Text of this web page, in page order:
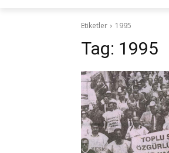
Etiketler 1995
Tag: 1995